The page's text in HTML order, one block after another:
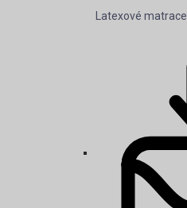
Latexové matrace